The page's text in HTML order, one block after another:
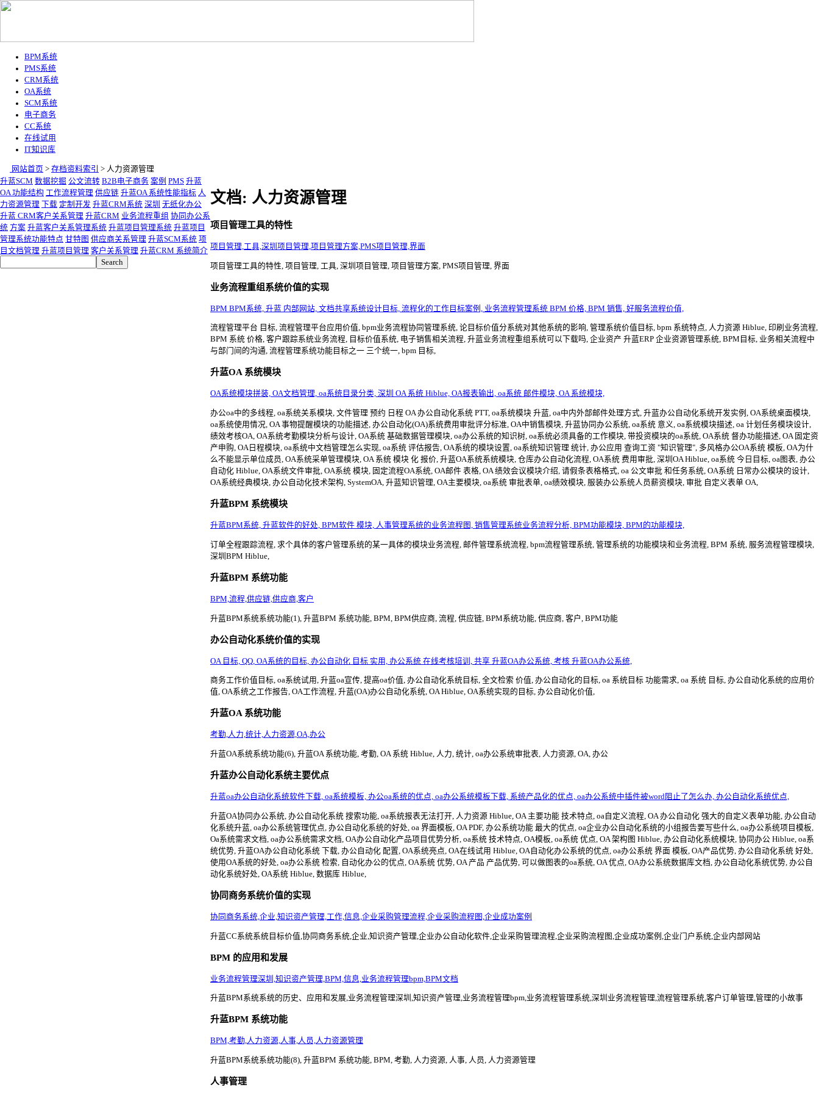
BPM系统
PMS系统
CRM系统
OA系统
SCM系统
电子商务
CC系统
在线试用
IT知识库
网站首页 > 存档资料索引 > 人力资源管理
升蓝SCM 数据挖掘 公文流转 B2B电子商务 案例 PMS 升蓝
OA 功能结构 工作流程管理 供应链 升蓝OA 系统性能指标 人
力资源管理 下载 定制开发 升蓝CRM系统 深圳
无纸化办公
升蓝 CRM客户关系管理 升蓝CRM 业务流程重组 协同办公系
统 方案 升蓝客户关系管理系统 升蓝项目管理系统 升蓝项目
管理系统功能特点 甘特图 供应商关系管理 升蓝SCM系统 项
目文档管理 升蓝项目管理 客户关系管理 升蓝CRM 系统简介
文档: 人力资源管理
项目管理工具的特性
项目管理,工具,深圳项目管理,项目管理方案,PMS项目管理,界面
项目管理工具的特性, 项目管理, 工具, 深圳项目管理, 项目管理方案, PMS项目管理, 界面
业务流程重组系统价值的实现
BPM BPM系统, 升蓝 内部网站, 文档共享系统设计目标, 流程化的工作目标案例, 业务流程管理系统 BPM 价格, BPM 销售, 好服务流程价值,
流程管理平台 目标, 流程管理平台应用价值, bpm业务流程协同管理系统, 论目标价值分系统对其他系统的影响, 管理系统价值目标, bpm 系统特点, 人力资源 Hiblue, 印刷业务流程,
BPM 系统 价格, 客户跟踪系统业务流程, 目标价值系统, 电子销售相关流程, 升蓝业务流程重组系统可以下载吗, 企业资产 升蓝ERP 企业资源管理系统, BPM目标, 业务相关流程中
与部门间的沟通, 流程管理系统功能目标之一 三个统一, bpm 目标,
升蓝OA 系统模块
OA系统模块拼装, OA文档管理, oa系统目录分类, 深圳 OA 系统 Hiblue, OA报表输出, oa系统 邮件模块, OA 系统模块,
办公oa中的多线程, oa系统关系模块, 文件管理 预约 日程 OA 办公自动化系统 PTT, oa系统模块 升蓝, oa中内外部邮件处理方式, 升蓝办公自动化系统开发实例, OA系统桌面模块,
oa系统使用情况, OA 事物提醒模块的功能描述, 办公自动化(OA)系统费用审批评分标准, OA中销售模块, 升蓝协同办公系统, oa系统 意义, oa系统模块描述, oa 计划任务模块设计,
绩效考核OA, OA系统考勤模块分析与设计, OA系统 基础数据管理模块, oa办公系统的知识树, oa系统必须具备的工作模块, 带投资模块的oa系统, OA系统 督办功能描述, OA 固定资
产申购, OA日程模块, oa系统中文档管理怎么实现, oa系统 评估报告, OA系统的模块设置, oa系统知识管理 统计, 办公应用 查询工资 "知识管理", 多风格办公OA系统 模板, OA为什
么不能显示单位成员, OA系统采单管理模块, OA 系统 模块 化 报价, 升蓝OA系统系统模块, 仓库办公自动化流程, OA系统 费用审批, 深圳OA Hiblue, oa系统 今日目标, oa图表, 办公
自动化 Hiblue, OA系统文件审批, OA系统 模块, 固定流程OA系统, OA邮件 表格, OA 绩效会议模块介绍, 请假条表格格式, oa 公文审批 和任务系统, OA系统 日常办公模块的设计,
OA系统经典模块, 办公自动化技术架构, SystemOA, 升蓝知识管理, OA主要模块, oa系统 审批表单, oa绩效模块, 服装办公系统人员薪资模块, 审批 自定义表单 OA,
升蓝BPM 系统模块
升蓝BPM系统, 升蓝软件的好处, BPM软件 模块, 人事管理系统的业务流程图, 销售管理系统业务流程分析, BPM功能模块, BPM的功能模块,
订单全程跟踪流程, 求个具体的客户管理系统的某一具体的模块业务流程, 邮件管理系统流程, bpm流程管理系统, 管理系统的功能模块和业务流程, BPM 系统, 服务流程管理模块,
深圳BPM Hiblue,
升蓝BPM 系统功能
BPM,流程,供应链,供应商,客户
升蓝BPM系统系统功能(1), 升蓝BPM 系统功能, BPM, BPM供应商, 流程, 供应链, BPM系统功能, 供应商, 客户, BPM功能
办公自动化系统价值的实现
OA 目标, QQ, OA系统的目标, 办公自动化 目标 实用, 办公系统 在线考核培训, 共享 升蓝OA办公系统, 考核 升蓝OA办公系统,
商务工作价值目标, oa系统试用, 升蓝oa宣传, 提高oa价值, 办公自动化系统目标, 全文检索 价值, 办公自动化的目标, oa 系统目标 功能需求, oa 系统 目标, 办公自动化系统的应用价
值, OA系统之工作报告, OA工作流程, 升蓝(OA)办公自动化系统, OA Hiblue, OA系统实现的目标, 办公自动化价值,
升蓝OA 系统功能
考勤,人力,统计,人力资源,OA,办公
升蓝OA系统系统功能(6), 升蓝OA 系统功能, 考勤, OA 系统 Hiblue, 人力, 统计, oa办公系统审批表, 人力资源, OA, 办公
升蓝办公自动化系统主要优点
升蓝oa办公自动化系统软件下载, oa系统模板, 办公oa系统的优点, oa办公系统模板下载, 系统产品化的优点, oa办公系统中插件被word阻止了怎么办, 办公自动化系统优点,
升蓝OA协同办公系统, 办公自动化系统 搜索功能, oa系统报表无法打开, 人力资源 Hiblue, OA 主要功能 技术特点, oa自定义流程, OA 办公自动化 强大的自定义表单功能, 办公自动
化系统升蓝, oa办公系统管理优点, 办公自动化系统的好处, oa 界面模板, OA PDF, 办公系统功能 最大的优点, oa企业办公自动化系统的小组报告要写些什么, oa办公系统项目模板,
Oa系统需求文档, oa办公系统需求文档, OA办公自动化产品项目优势分析, oa系统 技术特点, OA模板, oa系统 优点, OA 架构图 Hiblue, 办公自动化系统模块, 协同办公 Hiblue, oa系
统优势, 升蓝OA办公自动化系统 下载, 办公自动化 配置, OA系统亮点, OA在线试用 Hiblue, OA自动化办公系统的优点, oa办公系统 界面 模板, OA产品优势, 办公自动化系统 好处,
使用OA系统的好处, oa办公系统 检索, 自动化办公的优点, OA系统 优势, OA 产品 产品优势, 可以做图表的oa系统, OA 优点, OA办公系统数据库文档, 办公自动化系统优势, 办公自
动化系统好处, OA系统 Hiblue, 数据库 Hiblue,
协同商务系统价值的实现
协同商务系统,企业,知识资产管理,工作,信息,企业采购管理流程,企业采购流程图,企业成功案例
升蓝CC系统系统目标价值,协同商务系统,企业,知识资产管理,企业办公自动化软件,企业采购管理流程,企业采购流程图,企业成功案例,企业门户系统,企业内部网站
BPM 的应用和发展
业务流程管理深圳,知识资产管理,BPM,信息,业务流程管理bpm,BPM文档
升蓝BPM系统系统的历史、应用和发展,业务流程管理深圳,知识资产管理,业务流程管理bpm,业务流程管理系统,深圳业务流程管理,流程管理系统,客户订单管理,管理的小故事
升蓝BPM 系统功能
BPM,考勤,人力资源,人事,人员,人力资源管理
升蓝BPM系统系统功能(8), 升蓝BPM 系统功能, BPM, 考勤, 人力资源, 人事, 人员, 人力资源管理
人事管理